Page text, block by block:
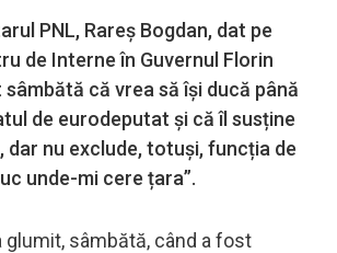
PNL, Rareș Bogdan, dat pe
de Interne în Guvernul Florin
că vrea să își ducă până
de eurodeputat și că îl susține
dar nu exclude, totuși, funcția de
unde-mi cere țara”.
glumit, sâmbătă, când a fost